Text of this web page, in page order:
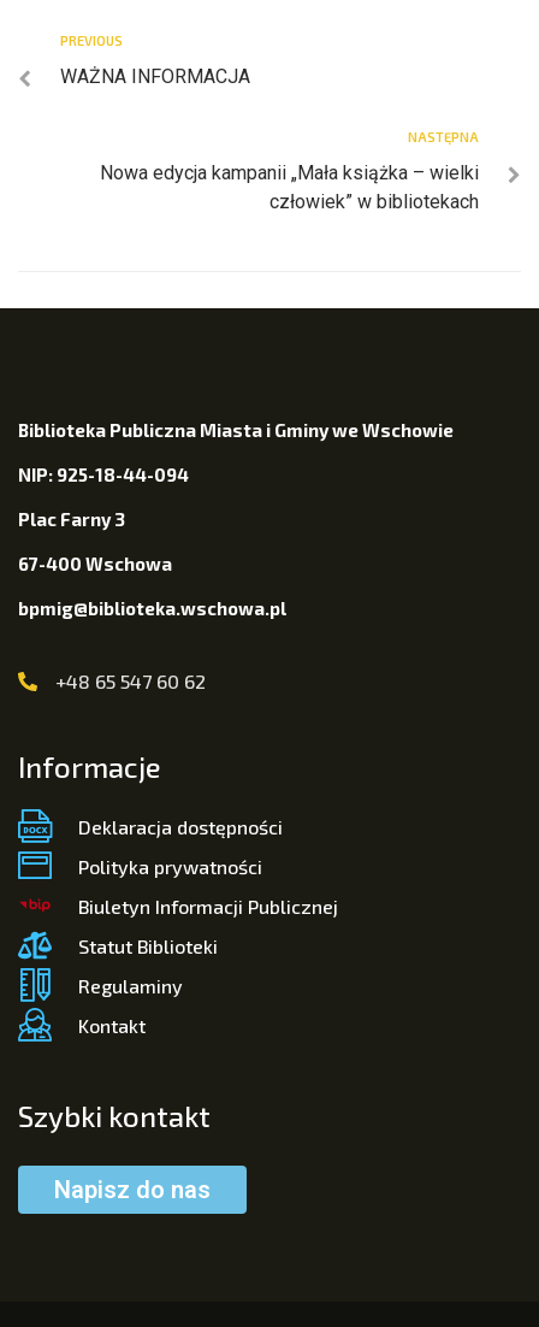
PREVIOUS
WAŻNA INFORMACJA
NASTĘPNA
Nowa edycja kampanii „Mała książka – wielki
człowiek” w bibliotekach
Biblioteka Publiczna Miasta i Gminy we Wschowie
NIP: 925-18-44-094
Plac Farny 3
67-400 Wschowa
bpmig@biblioteka.wschowa.pl
+48 65 547 60 62
Informacje
Deklaracja dostępności
Polityka prywatności
Biuletyn Informacji Publicznej
Statut Biblioteki
Regulaminy
Kontakt
Szybki kontakt
Napisz do nas